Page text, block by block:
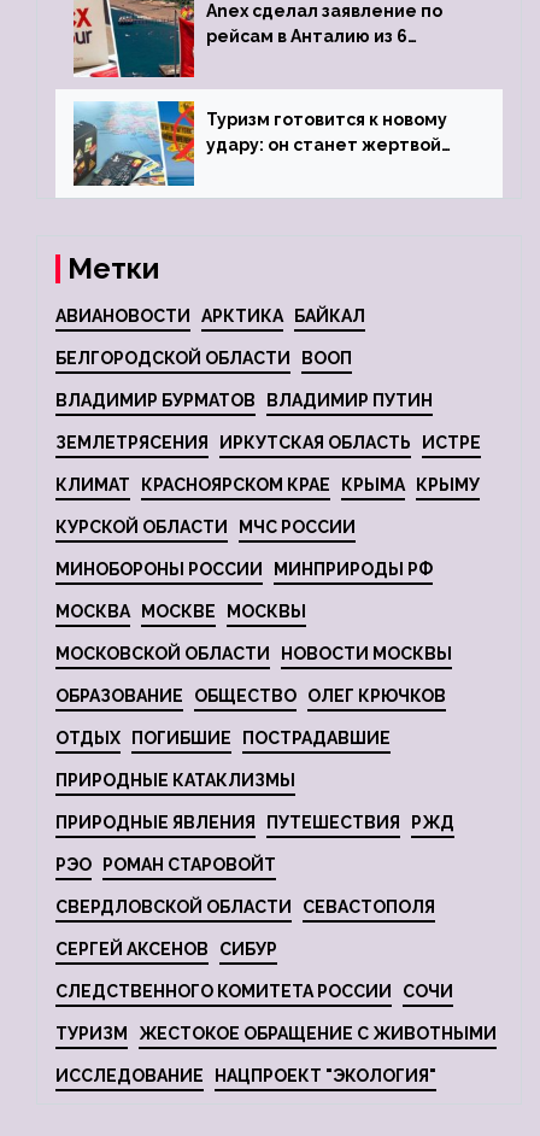
Anex сделал заявление по
рейсам в Анталию из 6
Туризм готовится к новому
удару: он станет жертвой
Метки
АВИАНОВОСТИ АРКТИКА БАЙКАЛ
БЕЛГОРОДСКОЙ ОБЛАСТИ ВООП
ВЛАДИМИР БУРМАТОВ ВЛАДИМИР ПУТИН
ЗЕМЛЕТРЯСЕНИЯ ИРКУТСКАЯ ОБЛАСТЬ ИСТРЕ
КЛИМАТ КРАСНОЯРСКОМ КРАЕ КРЫМА КРЫМУ
КУРСКОЙ ОБЛАСТИ МЧС РОССИИ
МИНОБОРОНЫ РОССИИ МИНПРИРОДЫ РФ
МОСКВА МОСКВЕ МОСКВЫ
МОСКОВСКОЙ ОБЛАСТИ НОВОСТИ МОСКВЫ
ОБРАЗОВАНИЕ ОБЩЕСТВО ОЛЕГ КРЮЧКОВ
ОТДЫХ ПОГИБШИЕ ПОСТРАДАВШИЕ
ПРИРОДНЫЕ КАТАКЛИЗМЫ
ПРИРОДНЫЕ ЯВЛЕНИЯ ПУТЕШЕСТВИЯ РЖД
РЭО РОМАН СТАРОВОЙТ
СВЕРДЛОВСКОЙ ОБЛАСТИ СЕВАСТОПОЛЯ
СЕРГЕЙ АКСЕНОВ СИБУР
СЛЕДСТВЕННОГО КОМИТЕТА РОССИИ СОЧИ
ТУРИЗМ ЖЕСТОКОЕ ОБРАЩЕНИЕ С ЖИВОТНЫМИ
ИССЛЕДОВАНИЕ НАЦПРОЕКТ "ЭКОЛОГИЯ"